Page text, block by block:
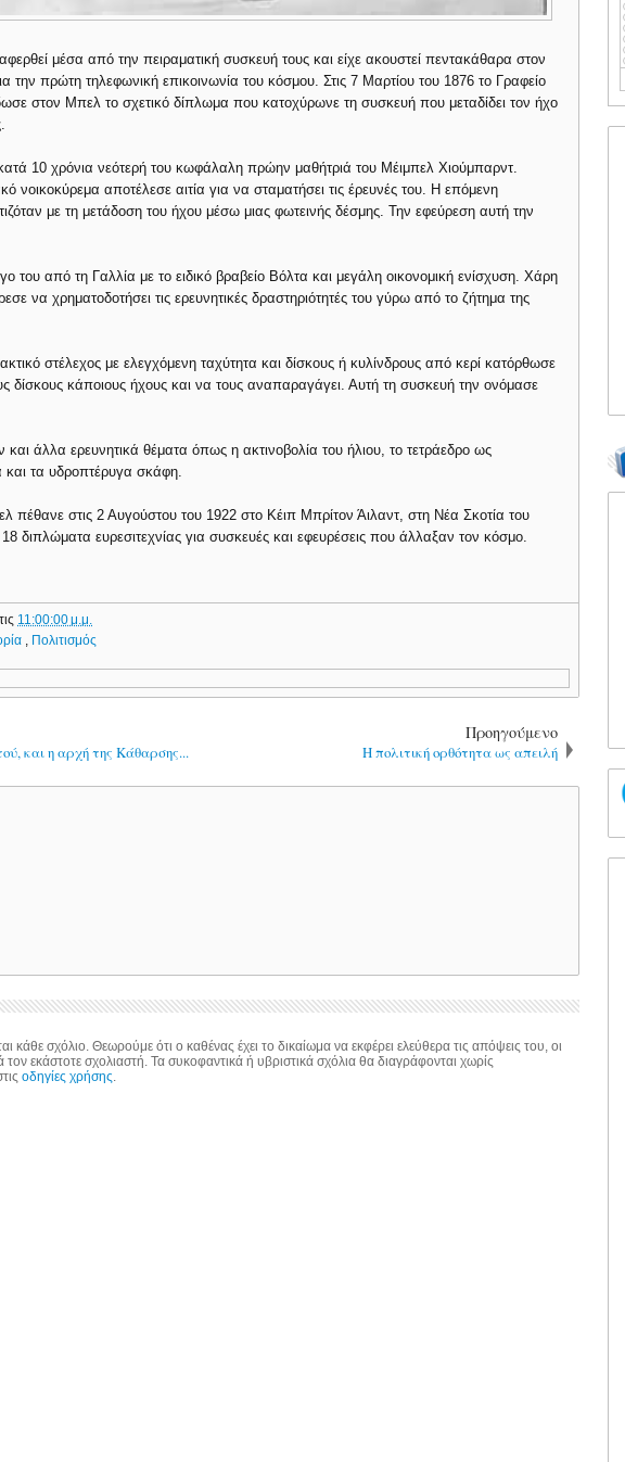
μέσα από την πειραματική συσκευή τους και είχε ακουστεί πεντακάθαρα στον
την πρώτη τηλεφωνική επικοινωνία του κόσμου. Στις 7 Μαρτίου του 1876 το Γραφείο
στον Μπελ το σχετικό δίπλωμα που κατοχύρωνε τη συσκευή που μεταδίδει τον ήχο
10 χρόνια νεότερή του κωφάλαλη πρώην μαθήτριά του Μέιμπελ Χιούμπαρντ.
νοικοκύρεμα αποτέλεσε αιτία για να σταματήσει τις έρευνές του. Η επόμενη
με τη μετάδοση του ήχου μέσω μιας φωτεινής δέσμης. Την εφεύρεση αυτή την
του από τη Γαλλία με το ειδικό βραβείο Βόλτα και μεγάλη οικονομική ενίσχυση. Χάρη
να χρηματοδοτήσει τις ερευνητικές δραστηριότητές του γύρω από το ζήτημα της
στέλεχος με ελεγχόμενη ταχύτητα και δίσκους ή κυλίνδρους από κερί κατόρθωσε
δίσκους κάποιους ήχους και να τους αναπαραγάγει. Αυτή τη συσκευή την ονόμασε
άλλα ερευνητικά θέματα όπως η ακτινοβολία του ήλιου, το τετράεδρο ως
και τα υδροπτέρυγα σκάφη.
πέθανε στις 2 Αυγούστου του 1922 στο Κέιπ Μπρίτον Άιλαντ, στη Νέα Σκοτία του
διπλώματα ευρεσιτεχνίας για συσκευές και εφευρέσεις που άλλαξαν τον κόσμο.
11:00:00 μ.μ.
, Πολιτισμός
και η αρχή της Κάθαρσης...
Προηγούμενο
Η πολιτική ορθότητα ως απειλή
κάθε σχόλιο. Θεωρούμε ότι ο καθένας έχει το δικαίωμα να εκφέρει ελεύθερα τις απόψεις του, οι
τον εκάστοτε σχολιαστή. Τα συκοφαντικά ή υβριστικά σχόλια θα διαγράφονται χωρίς
οδηγίες χρήσης.